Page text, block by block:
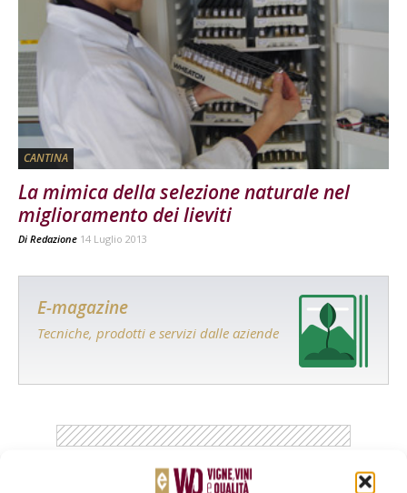
CANTINA
La mimica della selezione naturale nel
miglioramento dei lieviti
Di Redazione 14 Luglio 2013
E-magazine
Tecniche, prodotti e servizi dalle aziende